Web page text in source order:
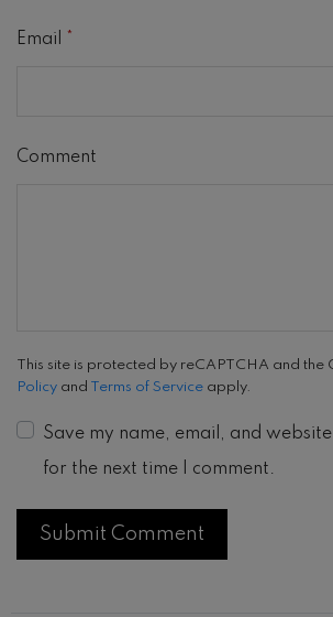
Email
Comment
This site is protected by reCAPTCHA and the
Policy and Terms of Service apply.
Save my name, email, and
for the next time I comment.